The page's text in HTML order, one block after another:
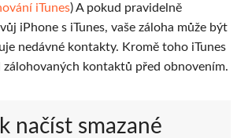
iTunes) A pokud pravidelně
iPhone s iTunes, vaše záloha může být
nedávné kontakty. Kromě toho iTunes
zálohovaných kontaktů před obnovením.
načíst smazané